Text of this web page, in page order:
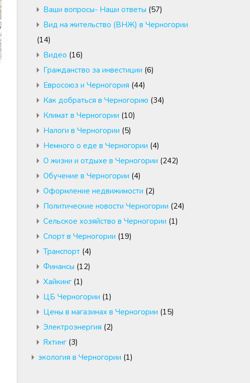
Ваши вопросы- Наши ответы (57)
Вид на жительство (ВНЖ) в Черногории
(14)
Видео (16)
Гражданство за инвестиции (6)
Евросоюз и Черногория (44)
Как добраться в Черногорию (34)
Климат в Черногории (10)
Налоги в Черногории (5)
Немного о еде в Черногории (4)
О жизни и отдыхе в Черногории (242)
Обучение в Черногории (4)
Оформление недвижимости (2)
Политические новости Черногории (24)
Сельское хозяйство в Черногории (1)
Спорт в Черногории (19)
Транспорт(4)
Финансы (12)
Хайкинг(1)
ЦБ Черногории (1)
Цены в магазинах в Черногории (15)
Электроэнергия (2)
Яхтинг(3)
экология в Черногории (1)